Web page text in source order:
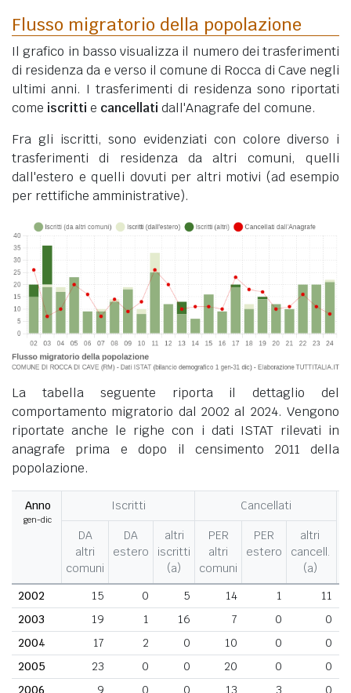
Flusso migratorio della popolazione
Il grafico in basso visualizza il numero dei trasferimenti
di residenza da e verso il comune di Rocca di Cave negli
ultimi anni. I trasferimenti di residenza sono riportati
come iscritti e cancellati dall'Anagrafe del comune.
Fra gli iscritti, sono evidenziati con colore diverso i
trasferimenti di residenza da altri comuni, quelli
dall'estero e quelli dovuti per altri motivi (ad esempio
per rettifiche amministrative).
La tabella seguente riporta il dettaglio del
comportamento migratorio dal 2002 al 2024. Vengono
riportate anche le righe con i dati ISTAT rilevati in
anagrafe prima e dopo il censimento 2011 della
popolazione.
Anno
gen-dic
Iscritti
Cancellati
DA
altri
comuni
DA
estero
altri
iscritti
(a)
PER
altri
comuni
PER
estero
altri
cancell.
(a)
2002
15 0 5 14 1
11
2003
19 1 16 7 0
0
2004
17 2 0 10 0
0
2005
23 0 0 20 0
0
2006
9 0 0 13 3
0